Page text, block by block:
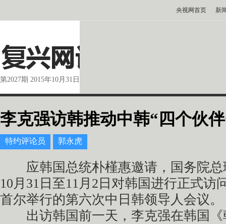
央视网首页 新
第2027期 2015年10月31日
李克强访韩推动中韩“四个伙
特约评论员 郭永虎
应韩国总统朴槿惠邀请，国务院总
10月31日至11月2日对韩国进行正式访
首尔举行的第六次中日韩领导人会议。
出访韩国前一天，李克强在韩国《